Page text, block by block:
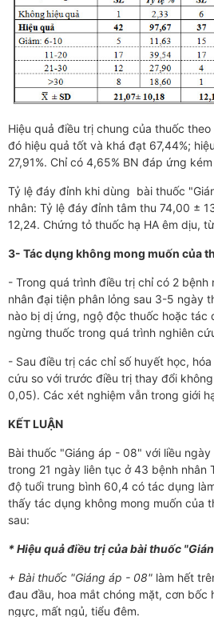
Hiệu quả điều trị chung của thuốc
đó hiệu quả tốt và khá đạt 67,44%;
27,91%. Chỉ có 4,65% BN đáp ứng
Tỷ lệ đáy đỉnh khi dùng bài thuốc
nhân: Tỷ lệ đáy đỉnh tâm thu 74,00 ±
12,24. Chứng tỏ thuốc hạ HA êm dịu,
3- Tác dụng không mong muốn của
- Trong quá trình điều trị chỉ có 2
nhân đại tiện phân lỏng sau 3-5 ngày
nào bị dị ứng, ngộ độc thuốc hoặc tác
ngừng thuốc trong quá trình nghiên
- Sau điều trị các chỉ số huyết học,
cứu so với trước điều trị thay đổi
0,05). Các xét nghiệm vẫn trong giới
KẾT LUẬN
Bài thuốc "Giáng áp - 08" với liều
trong 21 ngày liên tục ở 43 bệnh nhân
độ tuổi trung bình 60,4 có tác dụng
thấy tác dụng không mong muốn của
sau:
* Hiệu quả điều trị của bài thuốc
+ Bài thuốc "Giáng áp - 08" làm hết
đau đầu, hoa mắt chóng mặt, cơn bốc
ngực, mất ngủ, tiểu đêm.